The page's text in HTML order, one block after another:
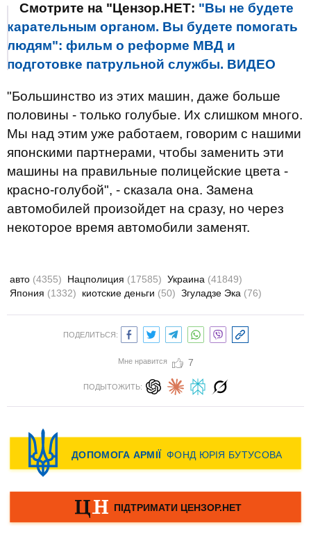
Смотрите на "Цензор.НЕТ: "Вы не будете
карательным органом. Вы будете помогать
людям": фильм о реформе МВД и
подготовке патрульной службы. ВИДЕО
"Большинство из этих машин, даже больше
половины - только голубые. Их слишком много.
Мы над этим уже работаем, говорим с нашими
японскими партнерами, чтобы заменить эти
машины на правильные полицейские цвета -
красно-голубой", - сказала она. Замена
автомобилей произойдет на сразу, но через
некоторое время автомобили заменят.
авто (4355) Нацполиция (17585) Украина (41849)
Япония (1332) киотские деньги (50) Згуладзе Эка (76)
ПОДЕЛИТЬСЯ:
Мне нравится 7
ПОДЫТОЖИТЬ: